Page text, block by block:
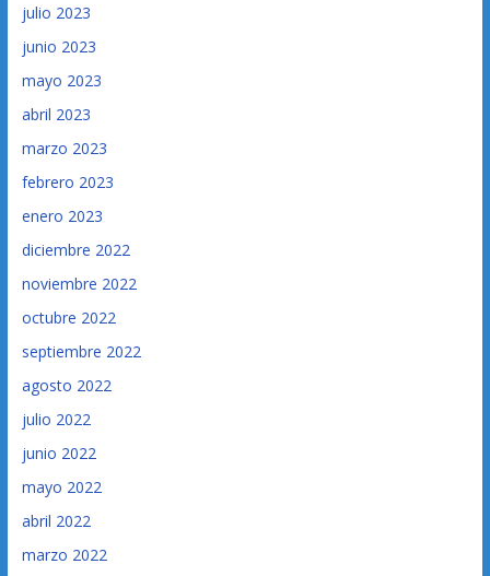
julio 2023
junio 2023
mayo 2023
abril 2023
marzo 2023
febrero 2023
enero 2023
diciembre 2022
noviembre 2022
octubre 2022
septiembre 2022
agosto 2022
julio 2022
junio 2022
mayo 2022
abril 2022
marzo 2022